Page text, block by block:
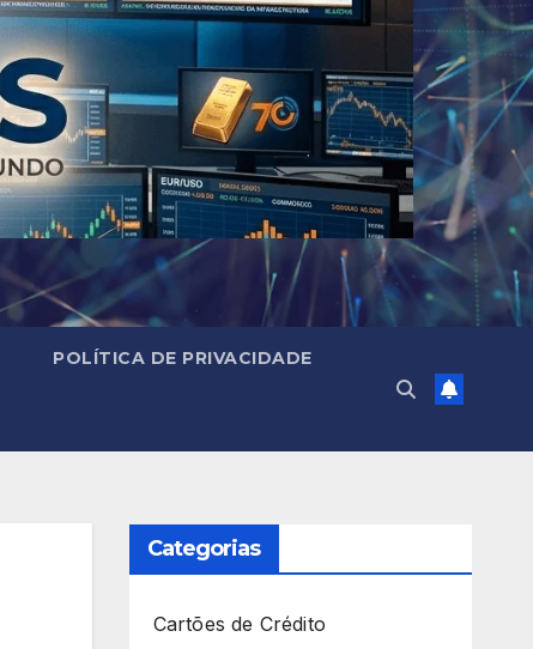
POLÍTICA DE PRIVACIDADE
Categorias
Cartões de Crédito